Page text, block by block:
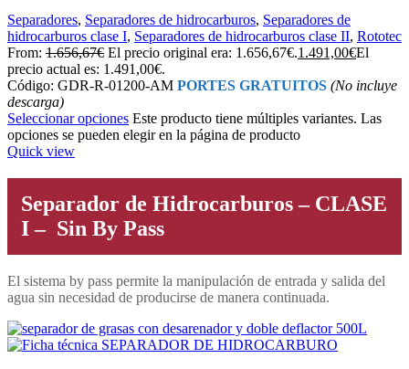
Separadores, Separadores de hidrocarburos, Separadores de
hidrocarburos clase I, Separadores de hidrocarburos clase II, Rototec
From: 1.656,67€ El precio original era: 1.656,67€.1.491,00€El
precio actual es: 1.491,00€.
Código: GDR-R-01200-AM PORTES GRATUITOS (No incluye
descarga)
Seleccionar opciones Este producto tiene múltiples variantes. Las
opciones se pueden elegir en la página de producto
Quick view
Separador de Hidrocarburos – CLASE
I – Sin By Pass
El sistema by pass permite la manipulación de entrada y salida del
agua sin necesidad de producirse de manera continuada.